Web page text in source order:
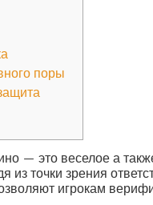
поры
— это веселое а
из точки зрения
игрокам